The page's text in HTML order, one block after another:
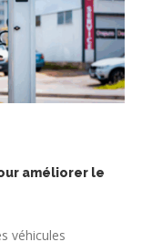
améliorer le
véhicules